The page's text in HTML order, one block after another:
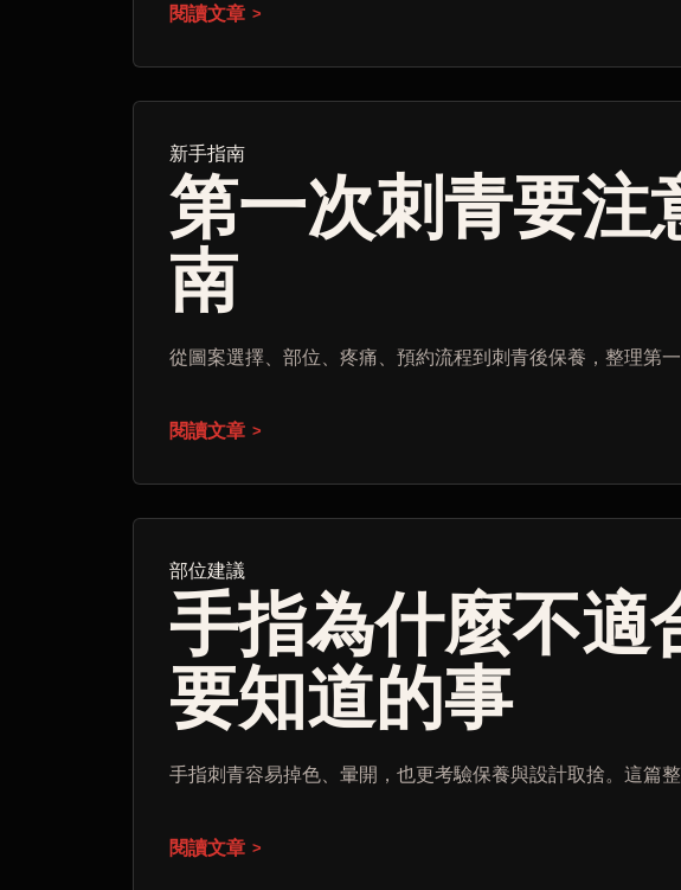
閱讀文章
新手指南
第一次刺青要注
南
從圖案選擇、部位、疼痛、預約流程到刺青後保養，整理第
閱讀文章
部位建議
手指為什麼不適
要知道的事
手指刺青容易掉色、暈開，也更考驗保養與設計取捨。這篇
閱讀文章